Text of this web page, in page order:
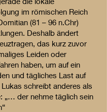
im römischen Reich
(81 – 96 n.Chr)
Deshalb ändert
das kurz zuvor
Leiden oder
haben, um auf ein
und tägliches Last auf
schreibt anderes als
„… der nehme täglich sein